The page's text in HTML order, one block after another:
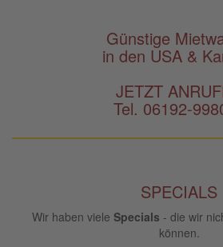
Günstige
in den USA &
JETZT
Tel. 06192-
SPECIALS
Wir haben viele Specials - die wir
können.